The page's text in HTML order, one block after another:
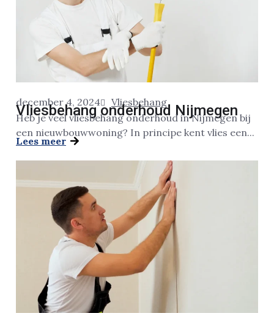
december 4, 2024 Vliesbehang
Vliesbehang onderhoud Nijmegen
Heb je veel vliesbehang onderhoud in Nijmegen bij
een nieuwbouwwoning? In principe kent vlies een...
Lees meer